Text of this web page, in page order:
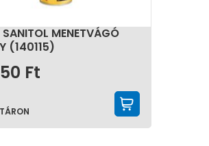
SANITOL MENETVÁGÓ
(140115)
Ft